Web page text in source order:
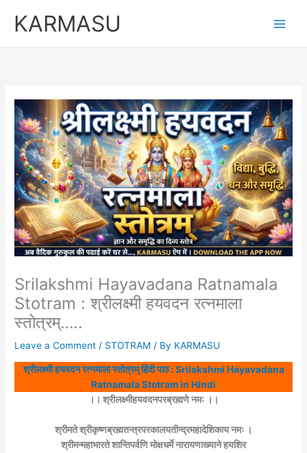
KARMASU
Srilakshmi Hayavadana Ratnamala
Stotram : श्रीलक्ष्मी हयवदन रत्नमाला
स्तोत्रम्…..
Leave a Comment / STOTRAM / By KARMASU
श्रीलक्ष्मी हयवदन रत्नमाला स्तोत्रम् हिंदी पाठ : Srilakshmi Hayavadana
Ratnamala Stotram in Hindi
।। श्रीलक्ष्मीहयवदनपरब्रह्मणे नमः ।।
श्रीमते श्रीकृष्णब्रह्मतन्त्रपरकालयतीन्द्रमहादेशिकाय नमः ।
श्रीमन्महाभारते शान्तिपर्वणि मोक्षधर्मे नारायणाख्याने हयशिर